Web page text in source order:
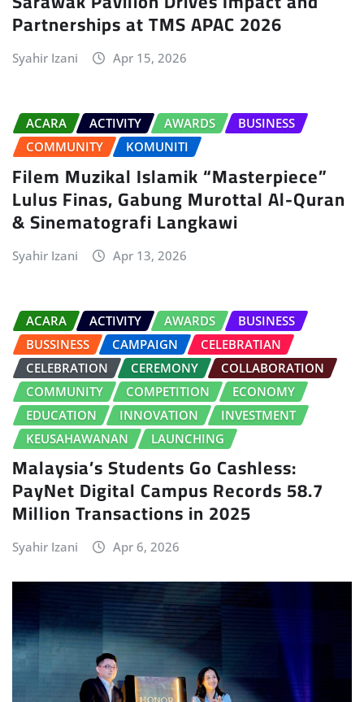
Partnerships at TMS APAC 2026
Syahir Izani Apr 15, 2026
ACARA ACTIVITY AWARDS
BUSINESS
COMMUNITY
KOMUNITI
Filem Muzikal Islamik “Masterpiece”
Lulus Finas, Gabung Murottal Al-Quran
& Sinematografi Langkawi
Syahir Izani Apr 13, 2026
ACARA ACTIVITY AWARDS
BUSINESS
BUSSINESS
CAMPAIGN
CELEBRATIAN
CELEBRATION
CEREMONY
COLLABORATION
COMMUNITY
COMPETITION
ECONOMY
EDUCATION
INNOVATION
INVESTMENT
KEUSAHAWANAN
LAUNCHING
Malaysia’s Students Go Cashless:
PayNet Digital Campus Records 58.7
Million Transactions in 2025
Syahir Izani Apr 6, 2026